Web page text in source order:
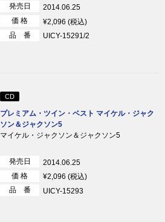
発売日
2014.06.25
価 格
¥2,096 (税込)
品 番
UICY-15291/2
CD
プレミアム・ツイン・ベスト マイケル・ジャク
ソン＆ジャクソン5
マイケル・ジャクソン＆ジャクソン5
発売日
2014.06.25
価 格
¥2,096 (税込)
品 番
UICY-15293